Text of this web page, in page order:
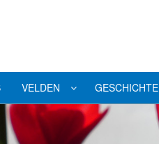
VELDEN GESCHICHTE